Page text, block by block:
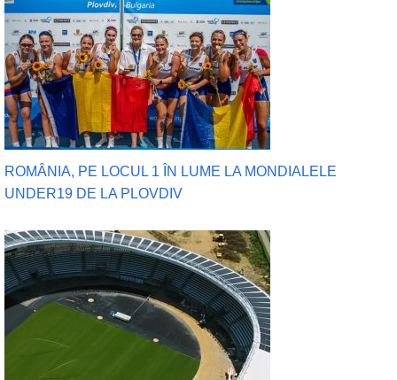
ROMÂNIA, PE LOCUL 1 ÎN LUME LA MONDIALELE
UNDER19 DE LA PLOVDIV